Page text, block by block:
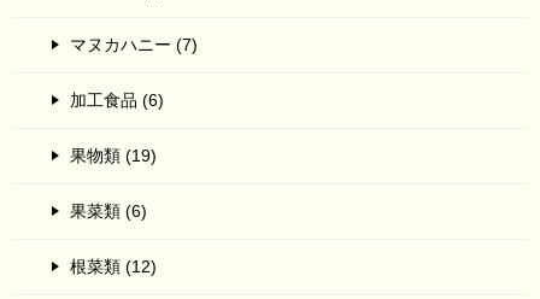
マヌカハニー (7)
加工食品 (6)
果物類 (19)
果菜類 (6)
根菜類 (12)